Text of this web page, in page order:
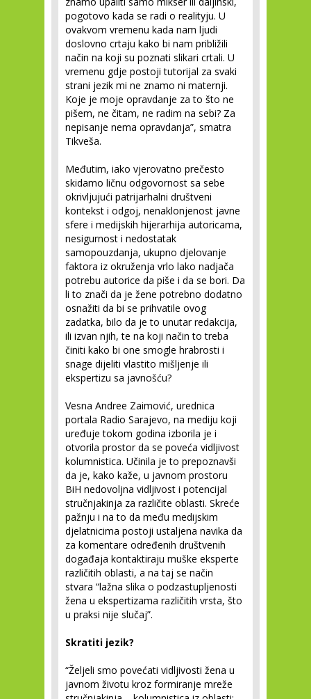
pogotovo kada se radi o realityju. U
ovakvom vremenu kada nam ljudi
doslovno crtaju kako bi nam približili
način na koji su poznati slikari crtali. U
vremenu gdje postoji tutorijal za svaki
strani jezik mi ne znamo ni maternji.
Koje je moje opravdanje za to što ne
pišem, ne čitam, ne radim na sebi? Za
nepisanje nema opravdanja”, smatra
Tikveša.
Međutim, iako vjerovatno prečesto
skidamo ličnu odgovornost sa sebe
okrivljujući patrijarhalni društveni
kontekst i odgoj, nenaklonjenost javne
sfere i medijskih hijerarhija autoricama,
nesigurnost i nedostatak
samopouzdanja, ukupno djelovanje
faktora iz okruženja vrlo lako nadjača
potrebu autorice da piše i da se bori. Da
li to znači da je žene potrebno dodatno
osnažiti da bi se prihvatile ovog
zadatka, bilo da je to unutar redakcija,
ili izvan njih, te na koji način to treba
činiti kako bi one smogle hrabrosti i
snage dijeliti vlastito mišljenje ili
ekspertizu sa javnošću?
Vesna Andree Zaimović, urednica
portala Radio Sarajevo, na mediju koji
uređuje tokom godina izborila je i
otvorila prostor da se poveća vidljivost
kolumnistica. Učinila je to prepoznavši
da je, kako kaže, u javnom prostoru
BiH nedovoljna vidljivost i potencijal
stručnjakinja za različite oblasti. Skreće
pažnju i na to da među medijskim
djelatnicima postoji ustaljena navika da
za komentare određenih društvenih
događaja kontaktiraju muške eksperte
različitih oblasti, a na taj se način
stvara “lažna slika o podzastupljenosti
žena u ekspertizama različitih vrsta, što
u praksi nije slučaj”.
Skratiti jezik?
“Željeli smo povećati vidljivosti žena u
javnom životu kroz formiranje mreže